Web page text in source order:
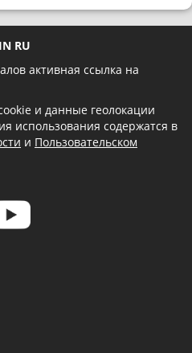
RU
активная ссылка на
и данные геолокации
использования содержатся в
и Пользовательском